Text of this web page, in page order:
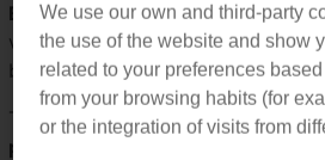
BarcelonetaetPoblenouattirent
visiteurs et les habitants qui
bord de la Méditerranée.
Tout au long de la soirée, Barcelone
pétards
We use our own and third-party
the use of the website and show
related to your preferences
from your browsing habits (for
or the integration of visits from